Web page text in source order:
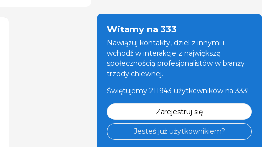
Witamy na 333
Nawiązuj kontakty, dziel z innymi i
wchodź w interakcje z największą
społecznością profesjonalistów w branży
trzody chlewnej.
Świętujemy 211943 użytkowników na 333!
Zarejestruj się
Jesteś już użytkownikiem?